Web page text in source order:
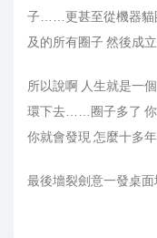
子……更甚至從機器貓
及的所有圈子 然後成
所以說啊 人生就是一
環下去……圈子多了 你
你就會發現 怎麼十多
最後墻裂劍意一發桌面